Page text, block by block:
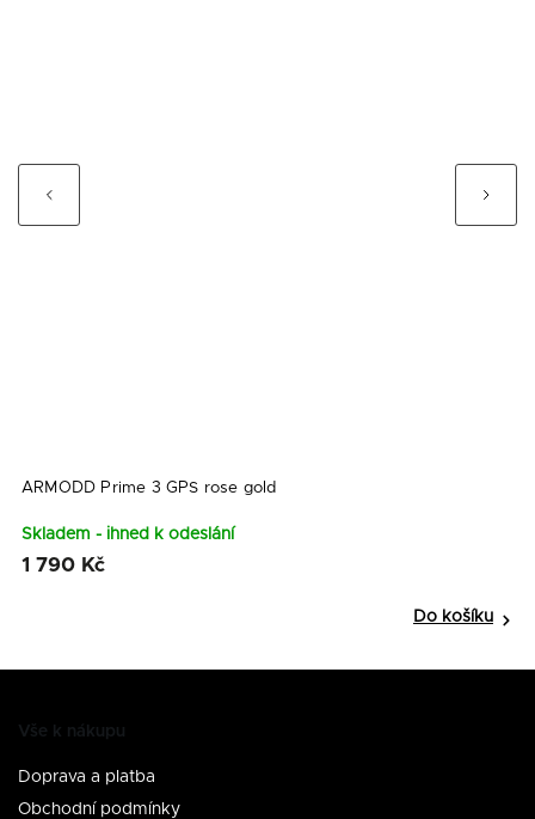
Previous
ARMODD Prime 3 GPS rose gold
Skladem - ihned k odeslání
1 790 Kč
Do košíku
Vše k nákupu
Doprava a platba
Obchodní podmínky